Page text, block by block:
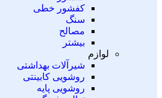
کفشور خطی
سنگ
مصالح
بیشتر
لوازم
شیرآلات بهداشتی
روشویی کابینتی
روشویی پایه